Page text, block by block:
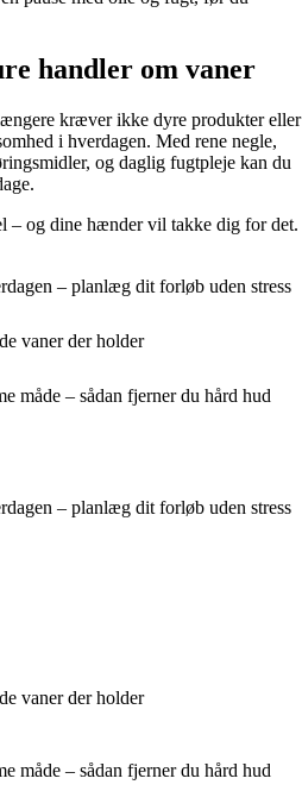
handler om vaner
kræver ikke dyre produkter eller
i hverdagen. Med rene negle,
og daglig fugtpleje kan du
– og dine hænder vil takke dig for det.
– planlæg dit forløb uden stress
vaner der holder
måde – sådan fjerner du hård hud
– planlæg dit forløb uden stress
vaner der holder
måde – sådan fjerner du hård hud